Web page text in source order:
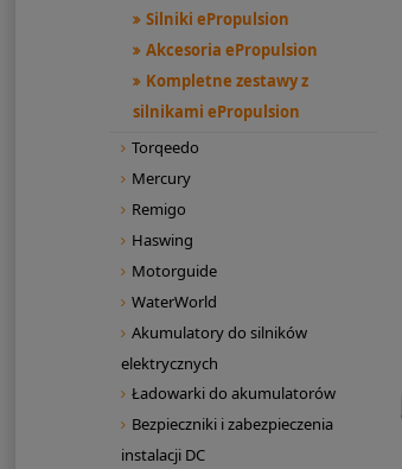
Silniki ePropulsion
Akcesoria ePropulsion
Kompletne zestawy z
silnikami ePropulsion
Torqeedo
Mercury
Remigo
Haswing
Motorguide
WaterWorld
Akumulatory do silników
elektrycznych
Ładowarki do akumulatorów
Bezpieczniki i zabezpieczenia
instalacji DC